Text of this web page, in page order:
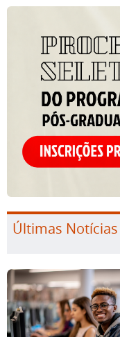
Últimas Notícias